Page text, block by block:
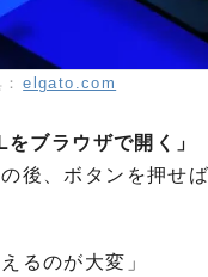
elgato.com
ブラウザで開く」
後、ボタンを押せ
るのが大変」